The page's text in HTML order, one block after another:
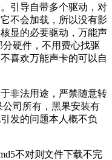
引导自带多个驱动，对
不会加载，所以没有影
显的必要驱动，万能声
分硬件，不用费心找驱
喜欢万能声卡的可以自
非法用途，严禁随意转
司所有，黑果安装有
发的问题本人概不负
不对则文件下载不完